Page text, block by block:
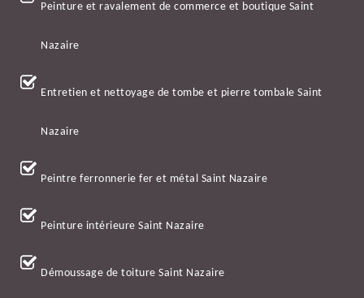
Peinture et ravalement de commerce et boutique Saint
Nazaire
Entretien et nettoyage de tombe et pierre tombale Saint
Nazaire
Peintre ferronnerie fer et métal Saint Nazaire
Peinture intérieure Saint Nazaire
Démoussage de toiture Saint Nazaire